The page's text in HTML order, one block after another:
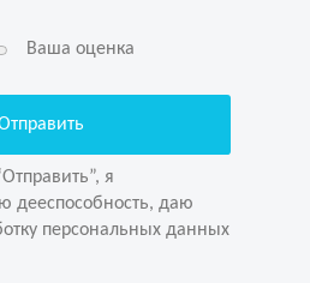
Ваша оценка
я
дееспособность, даю
персональных данных
я
персональных данных